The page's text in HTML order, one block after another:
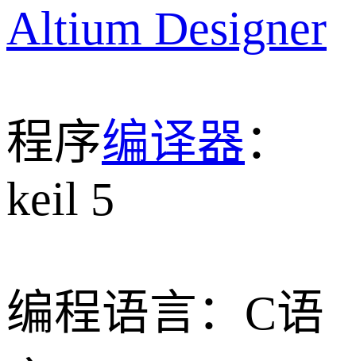
Altium Designer
程序编译器：
keil 5
编程语言：C语